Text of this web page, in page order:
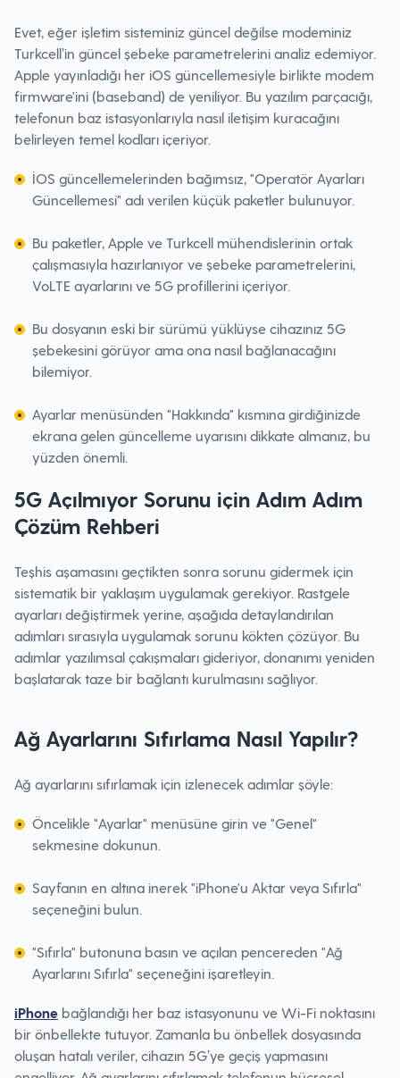
Evet, eğer işletim sisteminiz güncel değilse modeminiz
Turkcell’in güncel şebeke parametrelerini analiz edemiyor.
Apple yayınladığı her iOS güncellemesiyle birlikte modem
firmware'ini (baseband) de yeniliyor. Bu yazılım parçacığı,
telefonun baz istasyonlarıyla nasıl iletişim kuracağını
belirleyen temel kodları içeriyor.
İOS güncellemelerinden bağımsız, "Operatör Ayarları
Güncellemesi" adı verilen küçük paketler bulunuyor.
Bu paketler, Apple ve Turkcell mühendislerinin ortak
çalışmasıyla hazırlanıyor ve şebeke parametrelerini,
VoLTE ayarlarını ve 5G profillerini içeriyor.
Bu dosyanın eski bir sürümü yüklüyse cihazınız 5G
şebekesini görüyor ama ona nasıl bağlanacağını
bilemiyor.
Ayarlar menüsünden "Hakkında" kısmına girdiğinizde
ekrana gelen güncelleme uyarısını dikkate almanız, bu
yüzden önemli.
5G Açılmıyor Sorunu için Adım Adım
Çözüm Rehberi
Teşhis aşamasını geçtikten sonra sorunu gidermek için
sistematik bir yaklaşım uygulamak gerekiyor. Rastgele
ayarları değiştirmek yerine, aşağıda detaylandırılan
adımları sırasıyla uygulamak sorunu kökten çözüyor. Bu
adımlar yazılımsal çakışmaları gideriyor, donanımı yeniden
başlatarak taze bir bağlantı kurulmasını sağlıyor.
Ağ Ayarlarını Sıfırlama Nasıl Yapılır?
Ağ ayarlarını sıfırlamak için izlenecek adımlar şöyle:
Öncelikle "Ayarlar" menüsüne girin ve "Genel"
sekmesine dokunun.
Sayfanın en altına inerek "iPhone'u Aktar veya Sıfırla"
seçeneğini bulun.
"Sıfırla" butonuna basın ve açılan pencereden "Ağ
Ayarlarını Sıfırla" seçeneğini işaretleyin.
iPhone bağlandığı her baz istasyonunu ve Wi-Fi noktasını
bir önbellekte tutuyor. Zamanla bu önbellek dosyasında
oluşan hatalı veriler, cihazın 5G’ye geçiş yapmasını